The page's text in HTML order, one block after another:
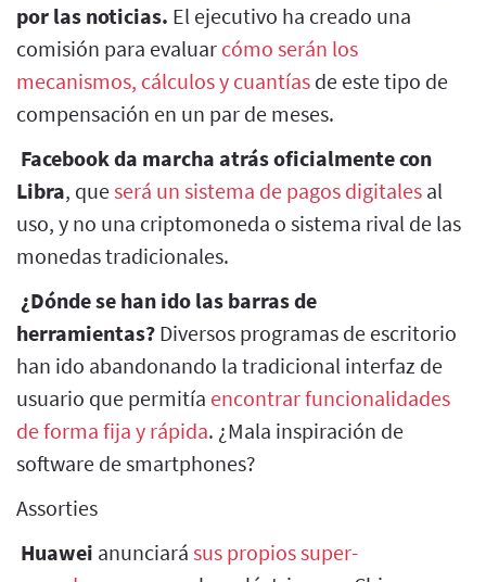
por las noticias. El ejecutivo ha creado una
comisión para evaluar cómo serán los
mecanismos, cálculos y cuantías de este tipo de
compensación en un par de meses.
Facebook da marcha atrás oficialmente con
Libra, queserá un sistema de pagos digitales al
uso, y no una criptomoneda o sistema rival de las
monedas tradicionales.
¿Dónde se han ido las barras de
herramientas? Diversos programas de escritorio
han ido abandonando la tradicional interfaz de
usuario que permitía encontrar funcionalidades
de forma fija y rápida. ¿Mala inspiración de
software de smartphones?
Assorties
Huawei anunciará sus propios super-